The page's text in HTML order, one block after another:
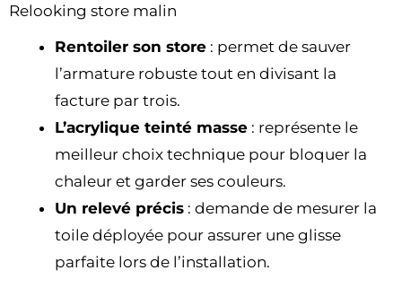
Relooking store malin
Rentoiler son store : permet de sauver
l’armature robuste tout en divisant la
facture par trois.
L’acrylique teinté masse : représente le
meilleur choix technique pour bloquer la
chaleur et garder ses couleurs.
Un relevé précis : demande de mesurer la
toile déployée pour assurer une glisse
parfaite lors de l’installation.